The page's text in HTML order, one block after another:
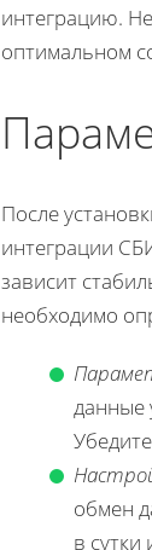
интеграцию.
оптимальном
После
интеграции
зависит
необходимо
данные
обмен
в сутки